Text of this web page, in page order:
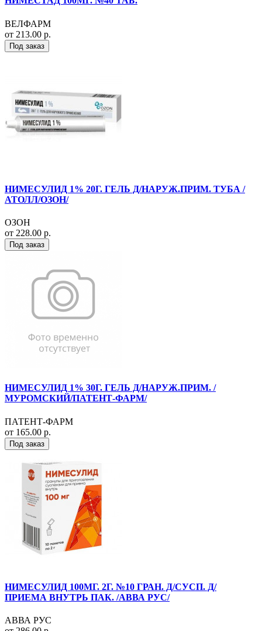
ВЕЛФАРМ
от 213.00 р.
Под заказ
НИМЕСУЛИД 1% 20Г. ГЕЛЬ Д/НАРУЖ.ПРИМ. ТУБА /
АТОЛЛ/ОЗОН/
ОЗОН
от 228.00 р.
Под заказ
НИМЕСУЛИД 1% 30Г. ГЕЛЬ Д/НАРУЖ.ПРИМ. /
МУРОМСКИЙ/ПАТЕНТ-ФАРМ/
ПАТЕНТ-ФАРМ
от 165.00 р.
Под заказ
НИМЕСУЛИД 100МГ. 2Г. №10 ГРАН. Д/СУСП. Д/
ПРИЕМА ВНУТРЬ ПАК. /АВВА РУС/
АВВА РУС